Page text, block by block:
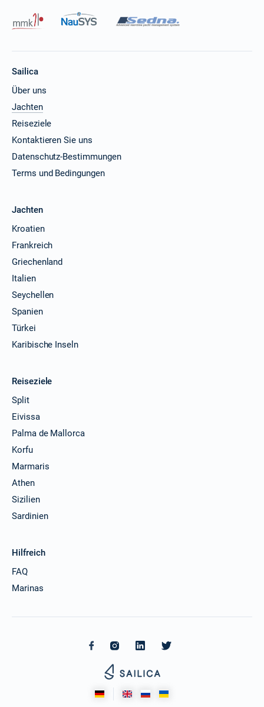
Sailica
Über uns
Jachten
Reiseziele
Kontaktieren Sie uns
Datenschutz-Bestimmungen
Terms und Bedingungen
Jachten
Kroatien
Frankreich
Griechenland
Italien
Seychellen
Spanien
Türkei
Karibische Inseln
Reiseziele
Split
Eivissa
Palma de Mallorca
Korfu
Marmaris
Athen
Sizilien
Sardinien
Hilfreich
FAQ
Marinas